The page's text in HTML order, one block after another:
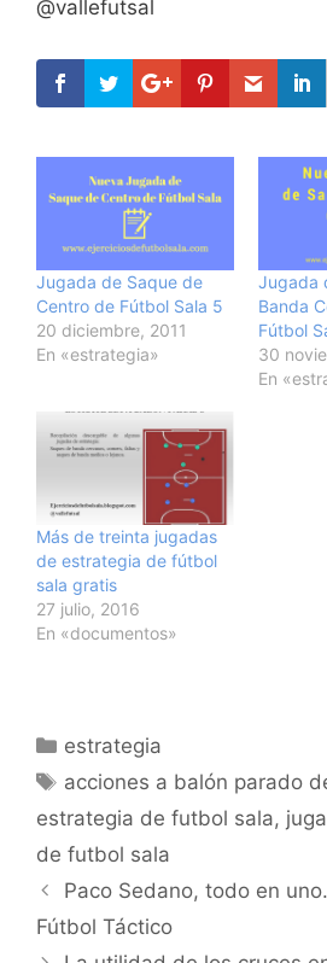
@vallefutsal
Jugada de Saque de
Centro de Fútbol Sala 5
20 diciembre, 2011
En «estrategia»
Jugada
Banda
Fútbol
30
En
Más de treinta jugadas
de estrategia de fútbol
sala gratis
27 julio, 2016
En «documentos»
Categorías
estrategia
Etiquetas
acciones a balón parado
estrategia de futbol sala,
de futbol sala
Navegación
de
Paco Sedano, todo en
Fútbol Táctico